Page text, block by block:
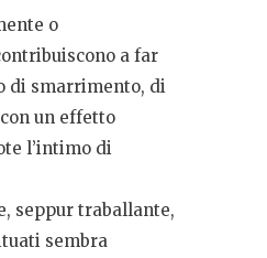
o
a far
di smarrimento, di
un effetto
l’intimo di
seppur traballante,
sembra